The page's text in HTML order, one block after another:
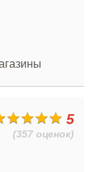
5
(357 оценок)